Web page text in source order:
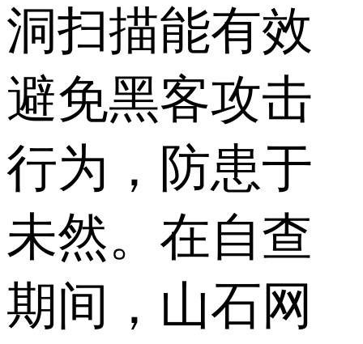
洞扫描能有效
避免黑客攻击
行为，防患于
未然。在自查
期间，山石网